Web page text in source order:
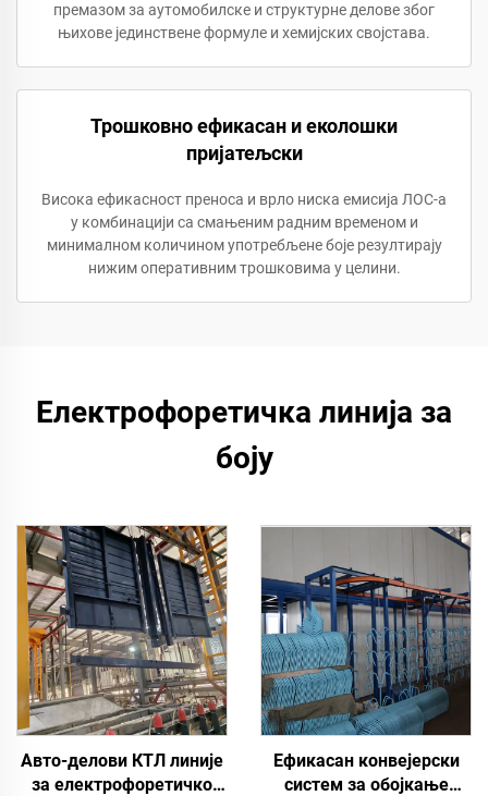
премазом за аутомобилске и структурне делове због
њихове јединствене формуле и хемијских својстава.
Трошковно ефикасан и еколошки
пријатељски
Висока ефикасност преноса и врло ниска емисија ЛОС-а
у комбинацији са смањеним радним временом и
минималном количином употребљене боје резултирају
нижим оперативним трошковима у целини.
Електрофоретичка линија за
боју
Авто-делови КТЛ линије
за електрофоретичко
Ефикасан конвејерски
систем за обојкање